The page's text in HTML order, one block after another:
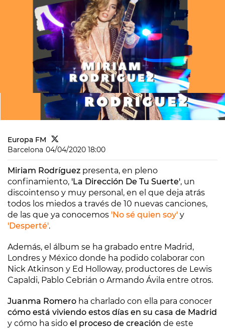
Europa FM
Barcelona 04/04/2020 18:00
Miriam Rodríguez presenta, en pleno
confinamiento, 'La Dirección De Tu Suerte', un
discointenso y muy personal, en el que deja atrás
todos los miedos a través de 10 nuevas canciones,
de las que ya conocemos 'No sé quien soy' y
'Desperté'.
Además, el álbum se ha grabado entre Madrid,
Londres y México donde ha podido colaborar con
Nick Atkinson y Ed Holloway, productores de Lewis
Capaldi, Pablo Cebrián o Armando Ávila entre otros.
Juanma Romero ha charlado con ella para conocer
cómo está viviendo estos días en su casa de Madrid
y cómo ha sido el proceso de creación de este